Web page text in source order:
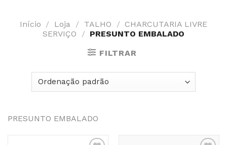
Início / Loja / TALHO / CHARCUTARIA LIVRE
SERVIÇO
/ PRESUNTO EMBALADO
FILTRAR
PRESUNTO EMBALADO